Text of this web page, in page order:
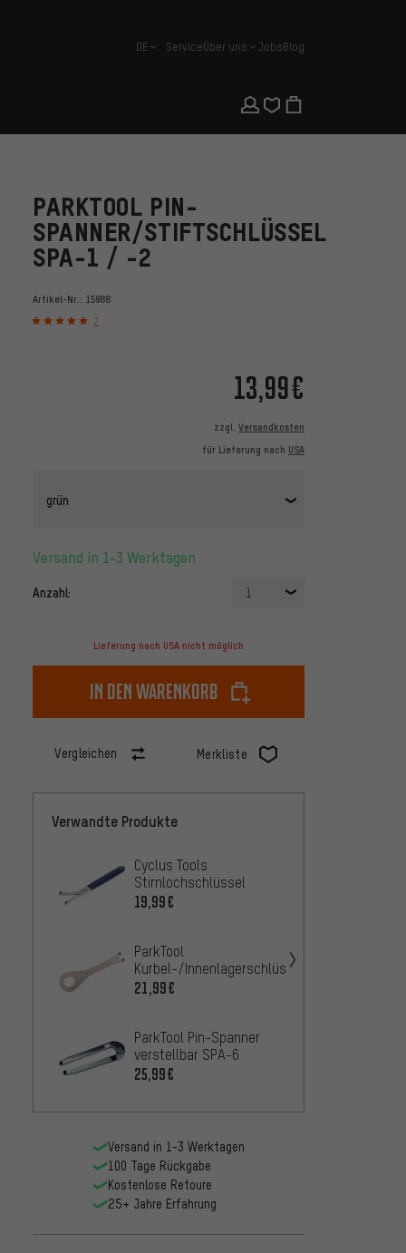
Deutsch
DE ServiceÜber uns JobsBlog
PARKTOOL PIN-
SPANNER/STIFTSCHLÜSSEL
SPA-1 / -2
Artikel-Nr.: 15988
7
13,99€
zzgl. Versandkosten
für Lieferung nach USA
grün
Versand in 1-3 Werktagen
Anzahl: 1
Lieferung nach USA nicht möglich
In den Warenkorb
Vergleichen Merkliste
Verwandte Produkte
Cyclus Tools
Stirnlochschlüssel
19,99€
ParkTool
Kurbel-/Innenlagerschlüssel
HCW-4
21,99€
ParkTool Pin-Spanner
verstellbar SPA-6
25,99€
Versand in 1-3 Werktagen
100 Tage Rückgabe
Kostenlose Retoure
25+ Jahre Erfahrung